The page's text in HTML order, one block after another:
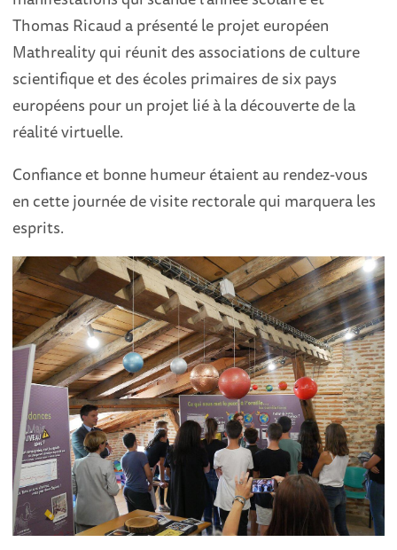
Thomas Ricaud a présenté le projet européen
Mathreality qui réunit des associations de culture
scientifique et des écoles primaires de six pays
européens pour un projet lié à la découverte de la
réalité virtuelle.
Confiance et bonne humeur étaient au rendez-vous
en cette journée de visite rectorale qui marquera les
esprits.